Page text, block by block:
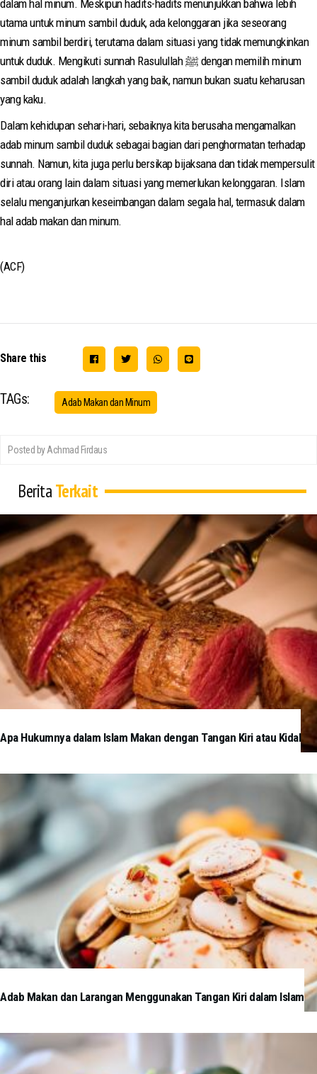
dalam hal minum. Meskipun hadits-hadits menunjukkan bahwa lebih
utama untuk minum sambil duduk, ada kelonggaran jika seseorang
minum sambil berdiri, terutama dalam situasi yang tidak memungkinkan
untuk duduk. Mengikuti sunnah Rasulullah ﷺ dengan memilih minum
sambil duduk adalah langkah yang baik, namun bukan suatu keharusan
yang kaku.
Dalam kehidupan sehari-hari, sebaiknya kita berusaha mengamalkan
adab minum sambil duduk sebagai bagian dari penghormatan terhadap
sunnah. Namun, kita juga perlu bersikap bijaksana dan tidak mempersulit
diri atau orang lain dalam situasi yang memerlukan kelonggaran. Islam
selalu menganjurkan keseimbangan dalam segala hal, termasuk dalam
hal adab makan dan minum.
(ACF)
Share this
TAGs: Adab Makan dan Minum
Posted by Achmad Firdaus
BeritaTerkait
Apa Hukumnya dalam Islam Makan dengan Tangan Kiri atau Kidal
Adab Makan dan Larangan Menggunakan Tangan Kiri dalam Islam